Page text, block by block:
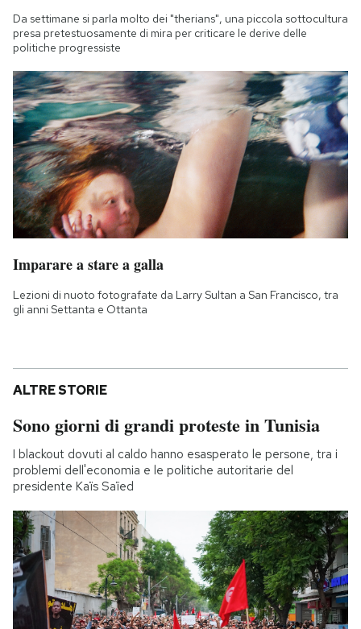
Da settimane si parla molto dei "therians", una piccola sottocultura
presa pretestuosamente di mira per criticare le derive delle
politiche progressiste
Imparare a stare a galla
Lezioni di nuoto fotografate da Larry Sultan a San Francisco, tra
gli anni Settanta e Ottanta
ALTRE STORIE
Sono giorni di grandi proteste in Tunisia
I blackout dovuti al caldo hanno esasperato le persone, tra i
problemi dell'economia e le politiche autoritarie del
presidente Kaïs Saïed